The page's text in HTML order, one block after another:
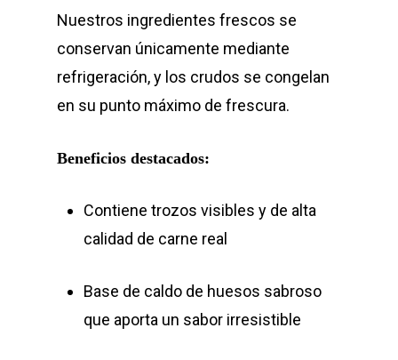
Nuestros ingredientes frescos se
conservan únicamente mediante
refrigeración, y los crudos se congelan
en su punto máximo de frescura.
Beneficios destacados:
Contiene trozos visibles y de alta
calidad de carne real
Base de caldo de huesos sabroso
que aporta un sabor irresistible